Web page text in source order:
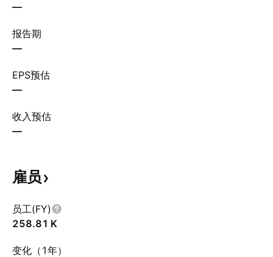
—
报告期
—
EPS预估
—
收入预估
—
雇员
员工(FY)
‪258.81 K‬
变化（1年）